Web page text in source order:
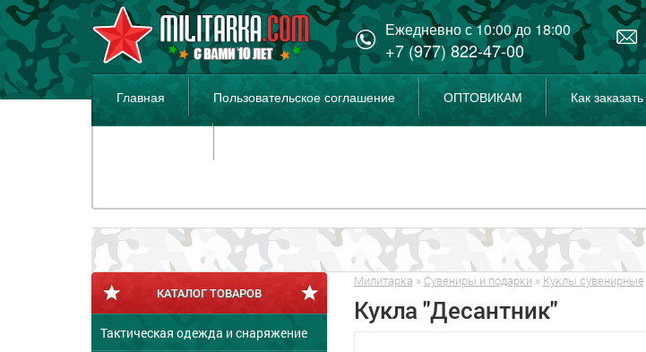
Ежедневно с 10:00 до 18:00
+7 (977) 822-47-00
Главная Пользовательское соглашение ОПТОВИКАМ Как заказать
КАТАЛОГ ТОВАРОВ
Тактическая одежда и снаряжение
Милитарка » Сувениры и подарки » Куклы сувенирные
Кукла "Десантник"